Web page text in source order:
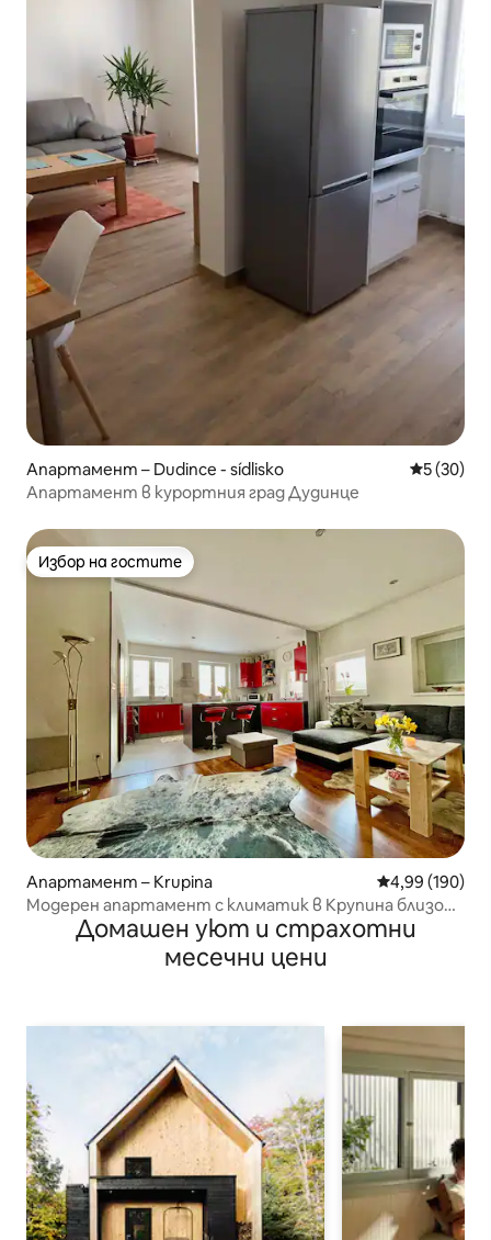
Апартамент – Dudince - sídlisko Средна
5 (30)
Апартамент в курортния град Дудинце
Избор на гостите
Избор на гостите
Апартамент – Krupina Средна
4,99 (190)
Модерен апартамент с климатик в Крупина близо
до шосе 66Домашен уют и страхотни
месечни цени